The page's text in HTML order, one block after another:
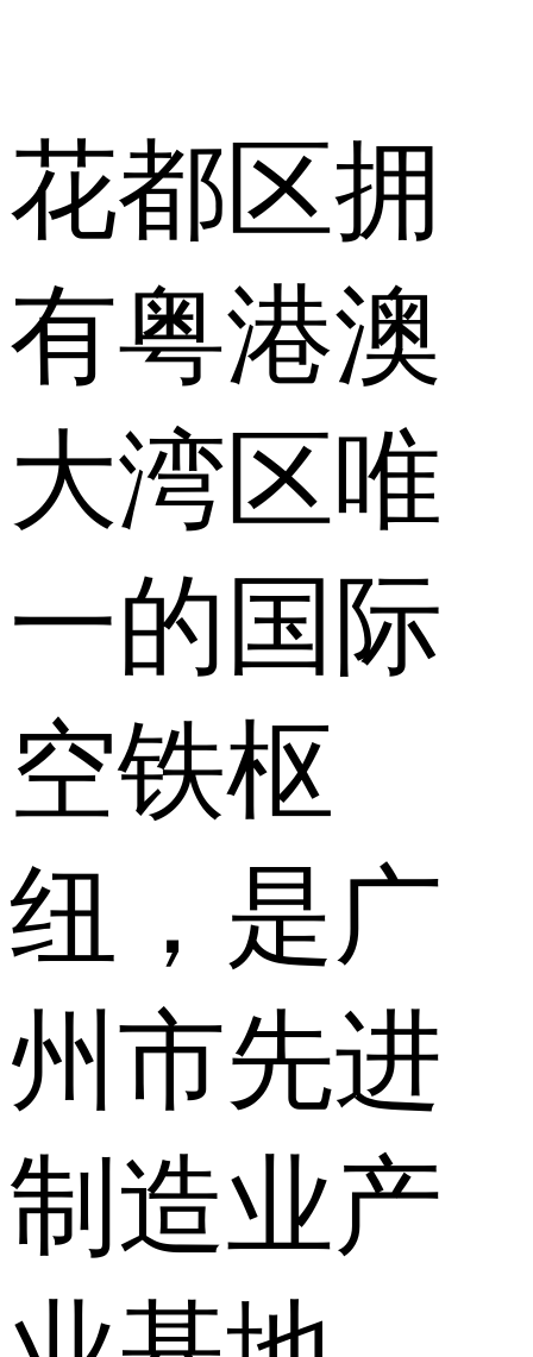
花都区拥
有粤港澳
大湾区唯
一的国际
空铁枢
纽，是广
州市先进
制造业产